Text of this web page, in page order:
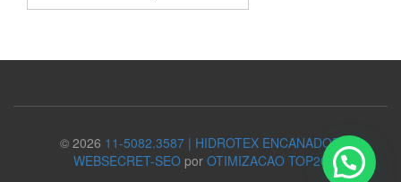
© 2026 11-5082.3587 | HIDROTEX ENCANADOR
WEBSECRET-SEO por OTIMIZACAO TOP20